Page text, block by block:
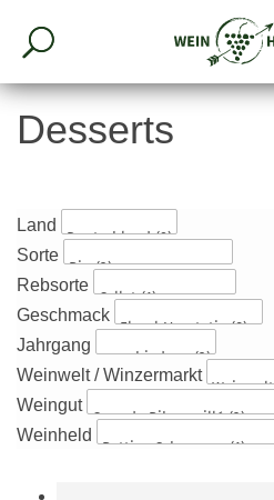
Desserts
Land
Sorte
Rebsorte
Geschmack
Jahrgang
Weinwelt / Winzermarkt
Weingut
Weinheld